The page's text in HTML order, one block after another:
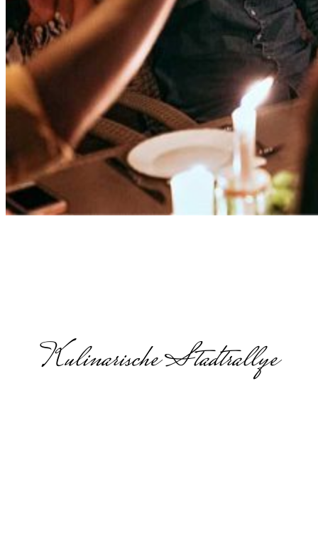
Kulinarische Stadtrallye